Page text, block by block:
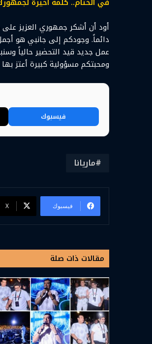
أود أن أشكر جمهوري العزيز على
دائماً. وجودكم إلى جانبي هو
عمل جديد قيد التحضير حالياً
ومحبتكم مسؤولية كبيرة أعتز بها
فيسبوك
ماريانا
فيسبوك ‫X
مقالات ذات صلة